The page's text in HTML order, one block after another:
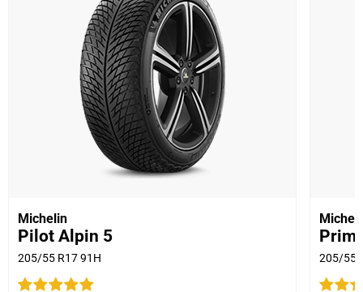
Michelin
Pilot Alpin 5
205/55 R17 91H 205/55